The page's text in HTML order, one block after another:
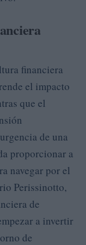
financiera
el impacto
que el
de una
proporcionar a
navegar por el
Perissinotto,
de
a invertir
de